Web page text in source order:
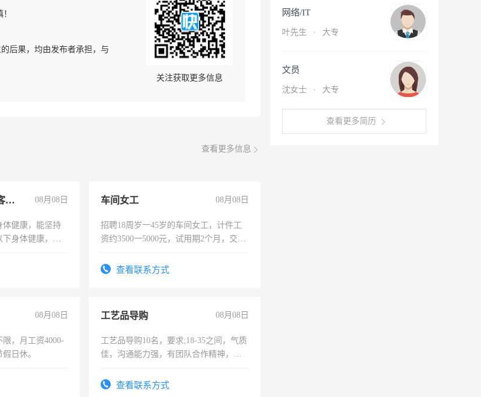
后果，均由发布者承担，与
关注获取更多信息
查看更多信息
急招保洁，保安，客服，工程 08月08日
体健康，能坚持
下身体健康，有
中以上文化，
车间女工 08月08日
招聘18周岁一45岁的车间女工，计件工
资约3500一5000元，试用期2个月，交五
查看联系方式
08月08日
，月工资4000-
日休。
工艺品导购 08月08日
工艺品导购10名，要求;18-35之间，气质
佳，沟通能力强，有团队合作精神，有
查看联系方式
网络/IT
叶先生 · 大专
文员
沈女士 · 大专
查看更多简历